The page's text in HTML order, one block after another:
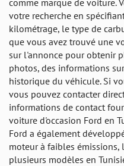
votre recherche en
kilométrage, le type de
que vous avez trouvé une
sur l'annonce pour obtenir
photos, des informations
historique du véhicule. Si
vous pouvez contacter
informations de contact
voiture d'occasion Ford en
Ford a également
moteur à faibles
plusieurs modèles en